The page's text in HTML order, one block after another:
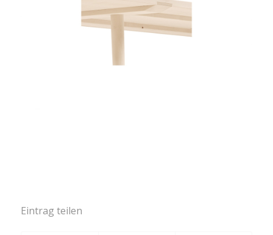
Eintrag teilen